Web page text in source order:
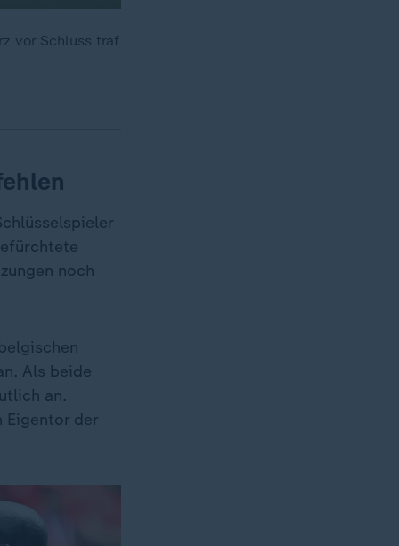
vor Schluss traf
noch
Als beide
an.
Eigentor der